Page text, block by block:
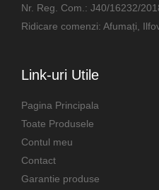
Nr. Reg. Com.: J40/16232/
Ridicare comenzi: Afumați,
Link-uri Utile
Pagina Principala
Toate Produsele
Contul meu
Contact
Garantie produse